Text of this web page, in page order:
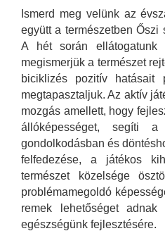
Ismerd meg velünk az
együtt a természetben Őszi
A hét során ellátogatunk
megismerjük a természet
biciklizés pozitív
megtapasztaljuk. Az aktív
mozgás amellett, hogy
állóképességet, segíti
gondolkodásban és
felfedezése, a játékos
természet közelsége
problémamegoldó
remek lehetőséget
egészségünk fejlesztésére.